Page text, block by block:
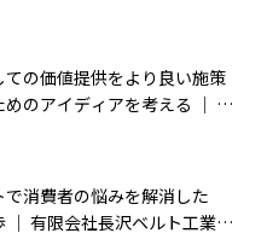
の価値提供をより良い施策
めのアイディアを考える │ 株
消費者の悩みを解消した
│ 有限会社長沢ベルト工業＃